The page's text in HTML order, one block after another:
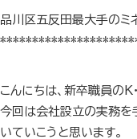
品川区五反田最大手のミ
こんにちは、新卒職員のK
今回は会社設立の実務を
いていこうと思います。